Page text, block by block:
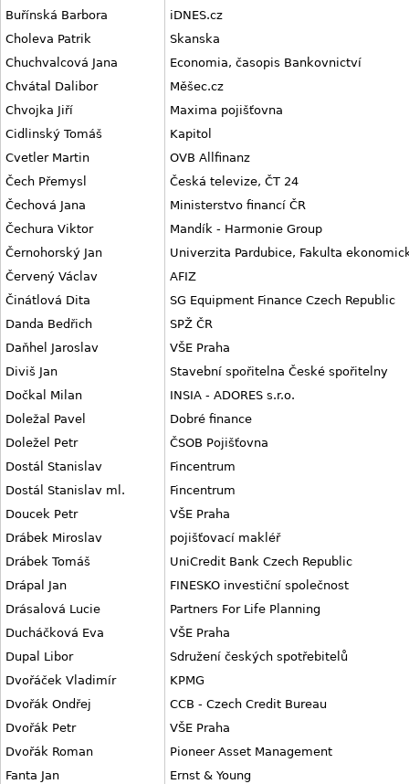
Buřínská Barbora
iDNES.cz
Choleva Patrik
Skanska
Chuchvalcová Jana
Economia, časopis Bankovnictví
Chvátal Dalibor
Měšec.cz
Chvojka Jiří
Maxima pojišťovna
Cidlinský Tomáš
Kapitol
Cvetler Martin
OVB Allfinanz
Čech Přemysl
Česká televize, ČT 24
Čechová Jana
Ministerstvo financí ČR
Čechura Viktor
Mandík - Harmonie Group
Černohorský Jan
Univerzita Pardubice, Fakulta
Červený Václav
AFIZ
Činátlová Dita
SG Equipment Finance Czech Republic
Danda Bedřich
SPŽ ČR
Daňhel Jaroslav
VŠE Praha
Diviš Jan
Stavební spořitelna České spořitelny
Dočkal Milan
INSIA - ADORES s.r.o.
Doležal Pavel
Dobré finance
Doležel Petr
ČSOB Pojišťovna
Dostál Stanislav
Fincentrum
Dostál Stanislav ml.
Fincentrum
Doucek Petr
VŠE Praha
Drábek Miroslav
pojišťovací makléř
Drábek Tomáš
UniCredit Bank Czech Republic
Drápal Jan
FINESKO investiční společnost
Drásalová Lucie
Partners For Life Planning
Ducháčková Eva
VŠE Praha
Dupal Libor
Sdružení českých spotřebitelů
Dvořáček Vladimír
KPMG
Dvořák Ondřej
CCB - Czech Credit Bureau
Dvořák Petr
VŠE Praha
Dvořák Roman
Pioneer Asset Management
Fanta Jan
Ernst & Young